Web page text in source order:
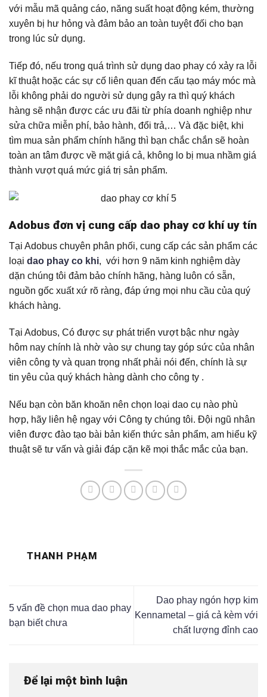
với mẫu mã quảng cáo, năng suất hoạt động kém, thường
xuyên bị hư hỏng và đảm bảo an toàn tuyệt đối cho bạn
trong lúc sử dụng.
Tiếp đó, nếu trong quá trình sử dụng dao phay có xảy ra lỗi
kĩ thuật hoặc các sự cố liên quan đến cấu tạo máy móc mà
lỗi không phải do người sử dụng gây ra thì quý khách
hàng sẽ nhận được các ưu đãi từ phía doanh nghiệp như
sửa chữa miễn phí, bảo hành, đổi trả,… Và đặc biệt, khi
tìm mua sản phẩm chính hãng thì bạn chắc chắn sẽ hoàn
toàn an tâm được về mặt giá cả, không lo bị mua nhầm giá
thành vượt quá mức giá trị sản phẩm.
Adobus đơn vị cung cấp dao phay cơ khí uy tín
Tại Adobus chuyên phân phối, cung cấp các sản phẩm các
loại dao phay co khi, với hơn 9 năm kinh nghiệm dày
dặn chúng tôi đảm bảo chính hãng, hàng luôn có sẵn,
nguồn gốc xuất xứ rõ ràng, đáp ứng mọi nhu cầu của quý
khách hàng.
Tại Adobus, Có được sự phát triển vượt bậc như ngày
hôm nay chính là nhờ vào sự chung tay góp sức của nhân
viên công ty và quan trọng nhất phải nói đến, chính là sự
tin yêu của quý khách hàng dành cho công ty .
Nếu bạn còn băn khoăn nên chọn loại dao cụ nào phù
hợp, hãy liên hệ ngay với Công ty chúng tôi. Đội ngũ nhân
viên được đào tạo bài bản kiến thức sản phẩm, am hiểu kỹ
thuật sẽ tư vấn và giải đáp cặn kẽ mọi thắc mắc của bạn.
THANH PHẠM
5 vấn đề chọn mua dao phay
bạn biết chưa
Dao phay ngón hợp kim
Kennametal – giá cả kèm với
chất lượng đỉnh cao
Để lại một bình luận